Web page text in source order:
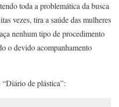
toda a problemática da busca
vezes, tira a saúde das mulheres
nenhum tipo de procedimento
o devido acompanhamento
de plástica”: